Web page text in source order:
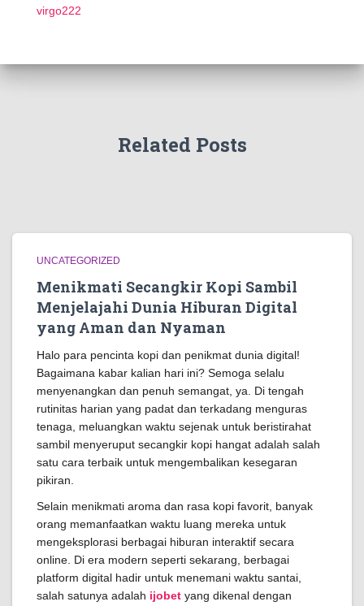
virgo222
Related Posts
UNCATEGORIZED
Menikmati Secangkir Kopi Sambil
Menjelajahi Dunia Hiburan Digital
yang Aman dan Nyaman
Halo para pencinta kopi dan penikmat dunia digital!
Bagaimana kabar kalian hari ini? Semoga selalu
menyenangkan dan penuh semangat, ya. Di tengah
rutinitas harian yang padat dan terkadang menguras
tenaga, meluangkan waktu sejenak untuk beristirahat
sambil menyeruput secangkir kopi hangat adalah salah
satu cara terbaik untuk mengembalikan kesegaran
pikiran.
Selain menikmati aroma dan rasa kopi favorit, banyak
orang memanfaatkan waktu luang mereka untuk
mengeksplorasi berbagai hiburan interaktif secara
online. Di era modern seperti sekarang, berbagai
platform digital hadir untuk menemani waktu santai,
salah satunya adalah ijobet yang dikenal dengan